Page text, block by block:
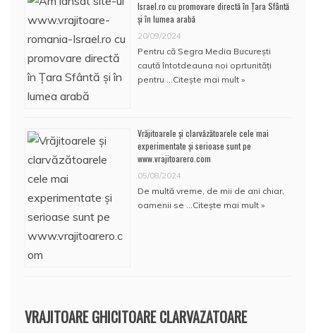
Israel.ro cu promovare directă în Țara Sfântă
și în lumea arabă
20/09/2024
Pentru că Segra Media București
caută întotdeauna noi oprtunități
pentru … Citește mai mult »
Vrăjitoarele și clarvăzătoarele cele mai
experimentate și serioase sunt pe
www.vrajitoarero.com
05/08/2024
De multă vreme, de mii de ani chiar,
oamenii se … Citește mai mult »
VRAJITOARE GHICITOARE CLARVAZATOARE